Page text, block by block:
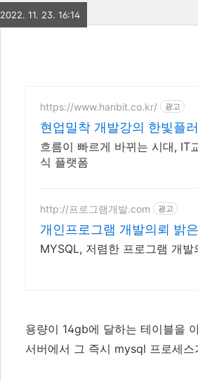
2022. 11. 23. 16:14
https://www.hanbit.co.kr/ 광고
현업밀착 개발강의 한빛플
흐름이 빠르게 바뀌는 시대, IT
식 플랫폼
http://프로그램개발.com 광고
개인프로그램 개발의뢰 밝
MYSQL, 저렴한 프로그램 개
용량이 14gb에 달하는 테이블을
서버에서 그 즉시 mysql 프로세